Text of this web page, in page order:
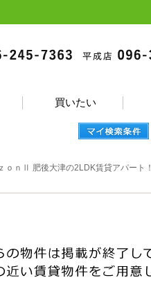
買いたい
ｏｎⅡ 肥後大津の2LDK賃貸アパート！